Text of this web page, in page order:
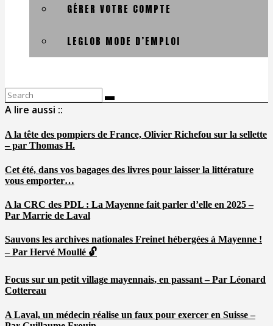
GÉRER VOTRE COMPTE
LEGLOB MODE D’EMPLOI
Search
for:
A lire aussi ::
A la tête des pompiers de France, Olivier Richefou sur la sellette
– par Thomas H.
Cet été, dans vos bagages des livres pour laisser la littérature
vous emporter…
A la CRC des PDL : La Mayenne fait parler d’elle en 2025 –
Par Marrie de Laval
Sauvons les archives nationales Freinet hébergées à Mayenne !
– Par Hervé Moullé 🔓
Focus sur un petit village mayennais, en passant – Par Léonard
Cottereau
A Laval, un médecin réalise un faux pour exercer en Suisse –